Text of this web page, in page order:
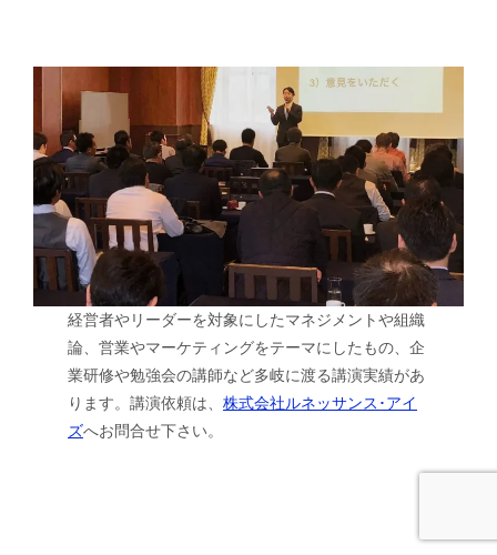
経営者やリーダーを対象にしたマネジメントや組織
論、営業やマーケティングをテーマにしたもの、企
業研修や勉強会の講師など多岐に渡る講演実績があ
ります。講演依頼は、株式会社ルネッサンス･アイ
ズへお問合せ下さい。